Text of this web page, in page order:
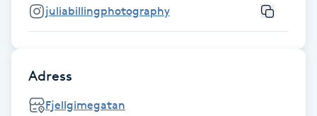
Fillers
Fotmassage
juliabillingphotography
Adress
Fjellgimegatan